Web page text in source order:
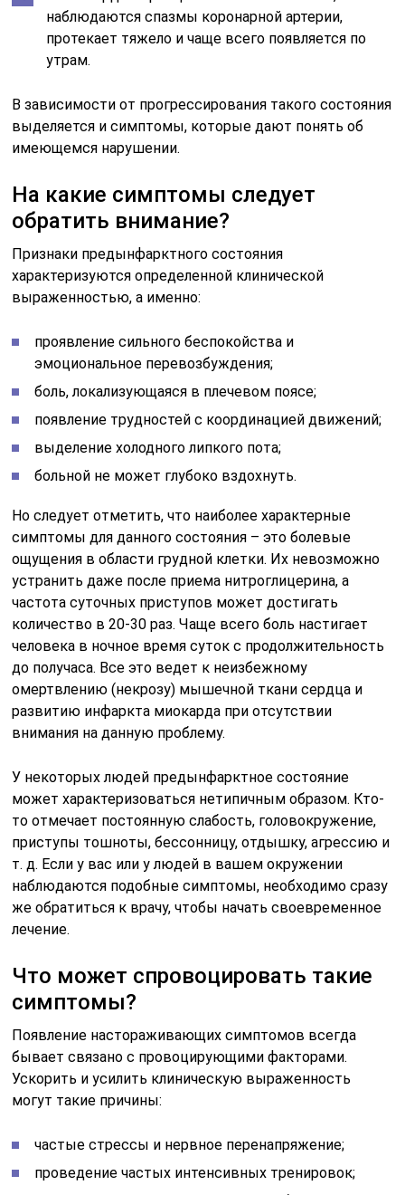
наблюдаются спазмы коронарной артерии,
протекает тяжело и чаще всего появляется по
утрам.
В зависимости от прогрессирования такого состояния
выделяется и симптомы, которые дают понять об
имеющемся нарушении.
На какие симптомы следует
обратить внимание?
Признаки предынфарктного состояния
характеризуются определенной клинической
выраженностью, а именно:
проявление сильного беспокойства и
эмоциональное перевозбуждения;
боль, локализующаяся в плечевом поясе;
появление трудностей с координацией движений;
выделение холодного липкого пота;
больной не может глубоко вздохнуть.
Но следует отметить, что наиболее характерные
симптомы для данного состояния – это болевые
ощущения в области грудной клетки. Их невозможно
устранить даже после приема нитроглицерина, а
частота суточных приступов может достигать
количество в 20-30 раз. Чаще всего боль настигает
человека в ночное время суток с продолжительность
до получаса. Все это ведет к неизбежному
омертвлению (некрозу) мышечной ткани сердца и
развитию инфаркта миокарда при отсутствии
внимания на данную проблему.
У некоторых людей предынфарктное состояние
может характеризоваться нетипичным образом. Кто-
то отмечает постоянную слабость, головокружение,
приступы тошноты, бессонницу, отдышку, агрессию и
т. д. Если у вас или у людей в вашем окружении
наблюдаются подобные симптомы, необходимо сразу
же обратиться к врачу, чтобы начать своевременное
лечение.
Что может спровоцировать такие
симптомы?
Появление настораживающих симптомов всегда
бывает связано с провоцирующими факторами.
Ускорить и усилить клиническую выраженность
могут такие причины:
частые стрессы и нервное перенапряжение;
проведение частых интенсивных тренировок;